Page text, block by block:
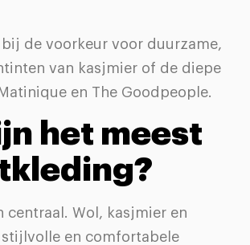
de voorkeur voor duurzame,
van kasjmier of de diepe
en The Goodpeople.
het meest
centraal. Wol, kasjmier en
en comfortabele